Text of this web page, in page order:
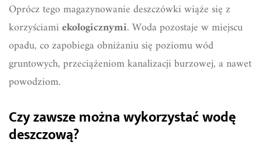
Oprócz tego magazynowanie deszczówki wiąże się z
korzyściamiekologicznymi. Woda pozostaje w miejscu
opadu, co zapobiega obniżaniu się poziomu wód
gruntowych, przeciążeniom kanalizacji burzowej, a nawet
powodziom.
Czy zawsze można wykorzystać wodę
deszczową?